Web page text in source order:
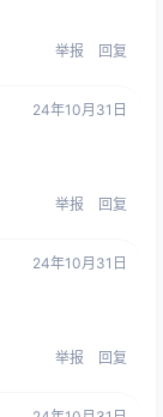
举报 回复
24年10月31日
举报 回复
24年10月31日
举报 回复